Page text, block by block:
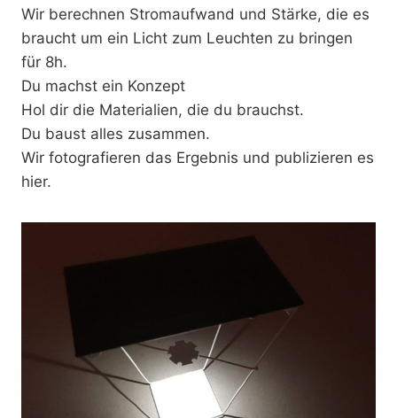
Wir berechnen Stromaufwand und Stärke, die es
braucht um ein Licht zum Leuchten zu bringen
für 8h.
Du machst ein Konzept
Hol dir die Materialien, die du brauchst.
Du baust alles zusammen.
Wir fotografieren das Ergebnis und publizieren es
hier.